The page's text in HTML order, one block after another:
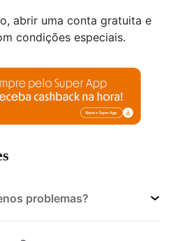
abrir uma conta gratuita e
condições especiais.
problemas?